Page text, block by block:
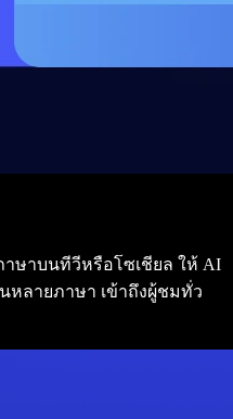
ษาบนทีวีหรือโซเชียล ให้ AI
นหลายภาษา เข้าถึงผู้ชมทั่ว